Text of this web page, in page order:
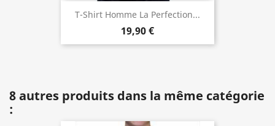
T-Shirt Homme La Perfection...
19,90 €
8 autres produits dans la même catégorie
: